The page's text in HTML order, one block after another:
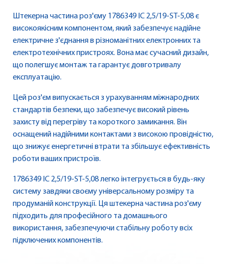
Штекерна частина роз'єму 1786349 IC 2,5/19-ST-5,08 є
високоякісним компонентом, який забезпечує надійне
електричне з'єднання в різноманітних електронних та
електротехнічних пристроях. Вона має сучасний дизайн,
що полегшує монтаж та гарантує довготривалу
експлуатацію.
Цей роз'єм випускається з урахуванням міжнародних
стандартів безпеки, що забезпечує високий рівень
захисту від перегріву та короткого замикання. Він
оснащений надійними контактами з високою провідністю,
що знижує енергетичні втрати та збільшує ефективність
роботи ваших пристроїв.
1786349 IC 2,5/19-ST-5,08 легко інтегрується в будь-яку
систему завдяки своєму універсальному розміру та
продуманій конструкції. Ця штекерна частина роз'єму
підходить для професійного та домашнього
використання, забезпечуючи стабільну роботу всіх
підключених компонентів.